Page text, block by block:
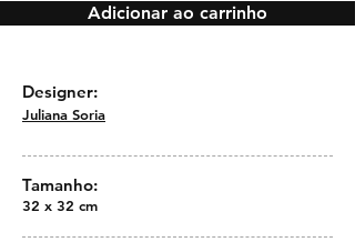
Adicionar ao carrinho
Designer:
Juliana Soria
Tamanho:
32 x 32 cm